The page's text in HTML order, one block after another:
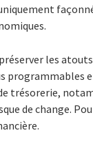
les
programmables
trésorerie,
de change.